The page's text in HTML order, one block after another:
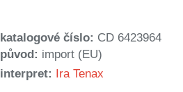
katalogové číslo: CD 6423964
původ: import (EU)
interpret:
Ira Tenax